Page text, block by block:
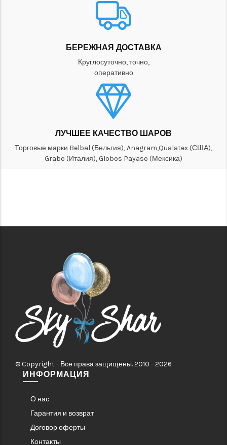
БЕРЕЖНАЯ ДОСТАВКА
Круглосуточно, точно,
оперативно
ЛУЧШЕЕ КАЧЕСТВО ШАРОВ
Торговые марки Belbal (Бельгия), Anagram,Qualatex (США),
Grabo (Италия), Globos Payaso (Мексика)
© Copyright - Все права защищены. 2010 - 2026
ИНФОРМАЦИЯ
О нас
Гарантия и возврат
Договор оферты
Контакты